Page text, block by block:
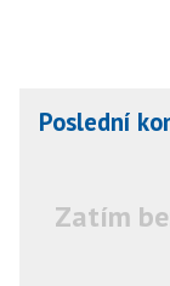
Poslední
Zatím